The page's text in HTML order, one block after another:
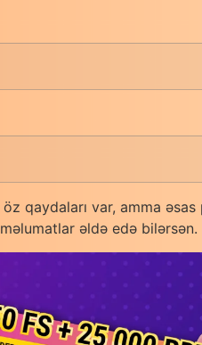
qaydaları var, amma
əldə edə bilərsən.